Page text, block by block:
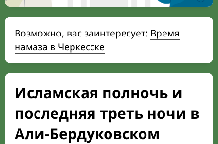
Возможно, вас заинтересует: Время
намаза в Черкесске
Исламская полночь и
последняя треть ночи в
Али-Бердуковском